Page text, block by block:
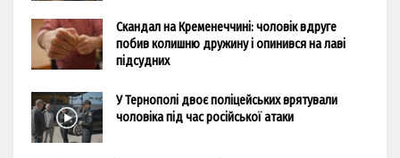
Скандал на Кременеччині: чоловік вдруге
побив колишню дружину і опинився на лаві
підсудних
У Тернополі двоє поліцейських врятували
чоловіка під час російської атаки